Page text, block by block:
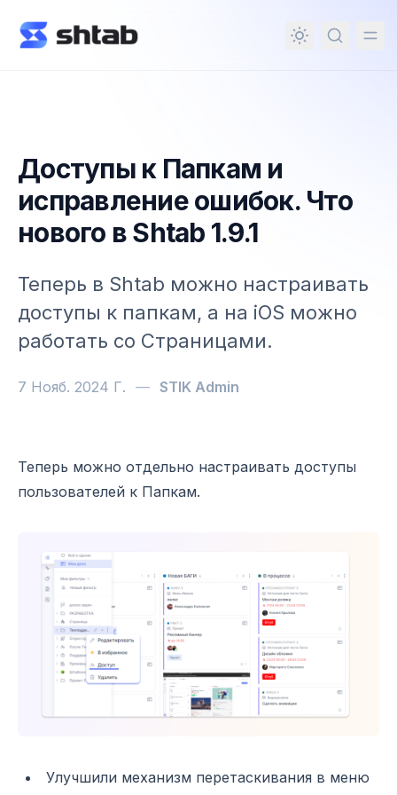
содержимому
Доступы к Папкам и
исправление ошибок. Что
нового в Shtab 1.9.1
Теперь в Shtab можно настраивать
доступы к папкам, а на iOS можно
работать со Страницами.
7 Нояб. 2024 Г. — STIK Admin
Доступы к Папкам и исправление ошибок. Что
Теперь можно отдельно настраивать доступы
пользователей к Папкам.
Улучшили механизм перетаскивания в меню